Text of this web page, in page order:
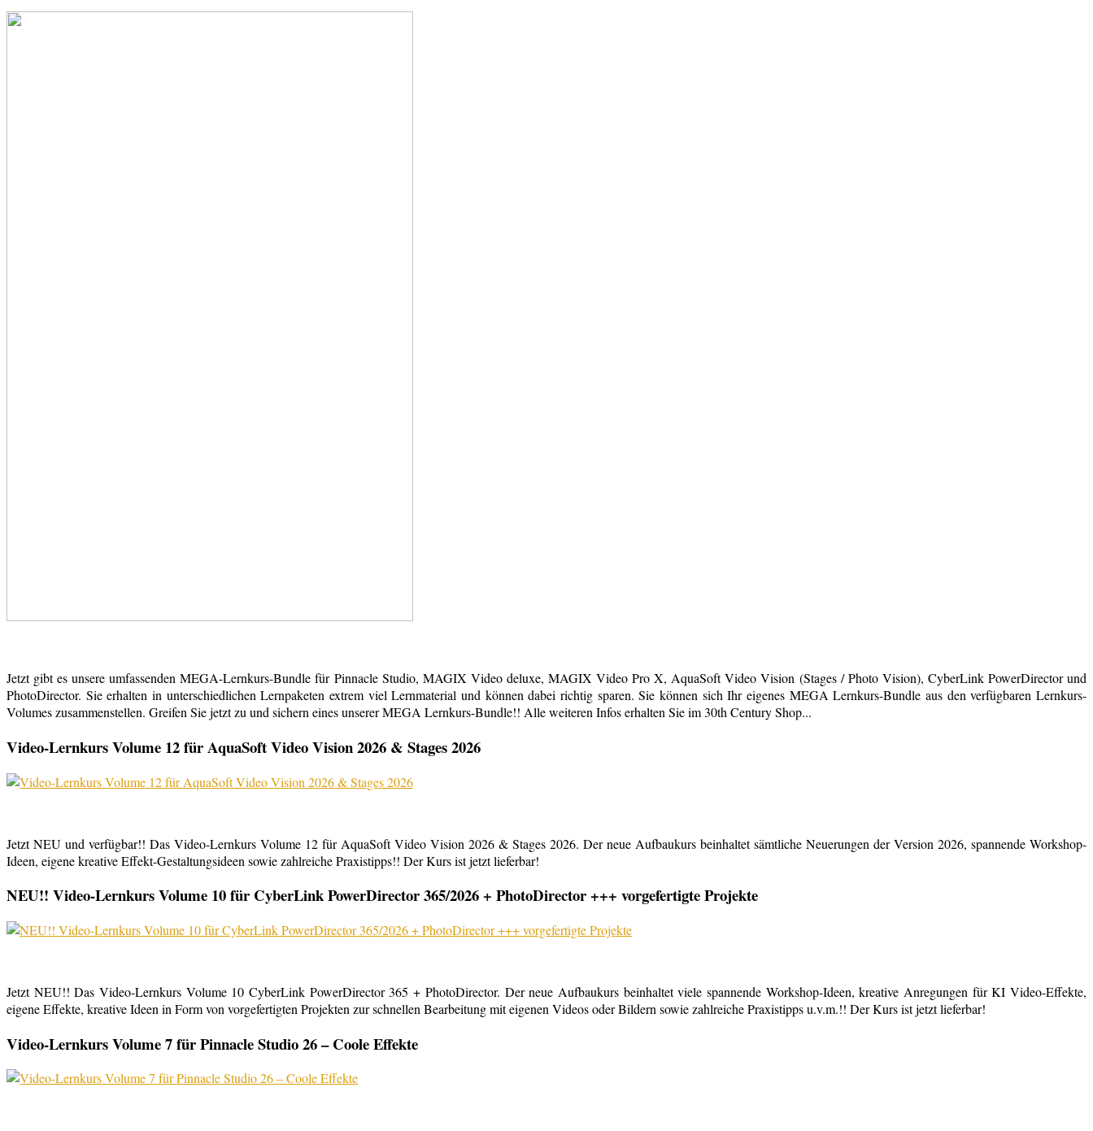
Jetzt gibt es unsere umfassenden MEGA-Lernkurs-Bundle für Pinnacle Studio, MAGIX Video deluxe, MAGIX Video Pro X, AquaSoft Video Vision (Stages / Photo Vision), CyberLink PowerDirector und
PhotoDirector. Sie erhalten in unterschiedlichen Lernpaketen extrem viel Lernmaterial und können dabei richtig sparen. Sie können sich Ihr eigenes MEGA Lernkurs-Bundle aus den verfügbaren Lernkurs-
Volumes zusammenstellen. Greifen Sie jetzt zu und sichern eines unserer MEGA Lernkurs-Bundle!! Alle weiteren Infos erhalten Sie im 30th Century Shop...
Video-Lernkurs Volume 12 für AquaSoft Video Vision 2026 & Stages 2026
Jetzt NEU und verfügbar!! Das Video-Lernkurs Volume 12 für AquaSoft Video Vision 2026 & Stages 2026. Der neue Aufbaukurs beinhaltet sämtliche Neuerungen der Version 2026, spannende Workshop-
Ideen, eigene kreative Effekt-Gestaltungsideen sowie zahlreiche Praxistipps!! Der Kurs ist jetzt lieferbar!
NEU!! Video-Lernkurs Volume 10 für CyberLink PowerDirector 365/2026 + PhotoDirector +++ vorgefertigte Projekte
Jetzt NEU!! Das Video-Lernkurs Volume 10 CyberLink PowerDirector 365 + PhotoDirector. Der neue Aufbaukurs beinhaltet viele spannende Workshop-Ideen, kreative Anregungen für KI Video-Effekte,
eigene Effekte, kreative Ideen in Form von vorgefertigten Projekten zur schnellen Bearbeitung mit eigenen Videos oder Bildern sowie zahlreiche Praxistipps u.v.m.!! Der Kurs ist jetzt lieferbar!
Video-Lernkurs Volume 7 für Pinnacle Studio 26 – Coole Effekte